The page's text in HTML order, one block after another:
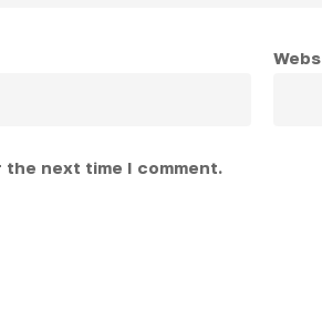
the next time I comment.